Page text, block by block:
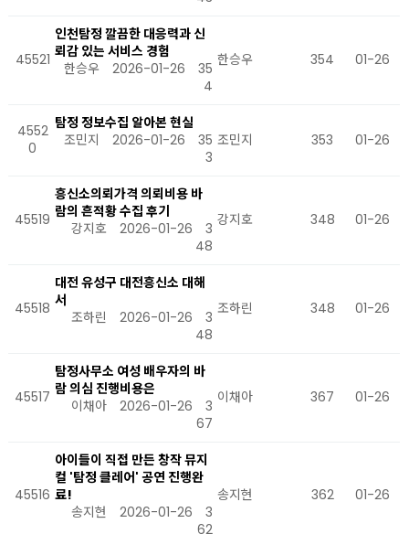
45521
인천탐정 깔끔한 대응력과 신
뢰감 있는 서비스 경험
한승우
2026-01-26
35
4
한승우 354 01-26
4552
0
탐정 정보수집 알아본 현실
조민지
2026-01-26
35
3
조민지 353 01-26
45519
흥신소의뢰가격 의뢰비용 바
람의 흔적황 수집 후기
강지호
2026-01-26
3
48
강지호 348 01-26
45518
대전 유성구 대전흥신소 대해
서
조하린
2026-01-26
3
48
조하린 348 01-26
45517
탐정사무소 여성 배우자의 바
람 의심 진행비용은
이채아
2026-01-26
3
67
이채아 367 01-26
45516
아이들이 직접 만든 창작 뮤지
컬 '탐정 클레어' 공연 진행완
료!
송지현
2026-01-26
3
62
송지현 362 01-26